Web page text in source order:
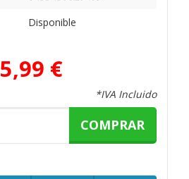
Disponible
5,99 €
*IVA Incluido
COMPRAR